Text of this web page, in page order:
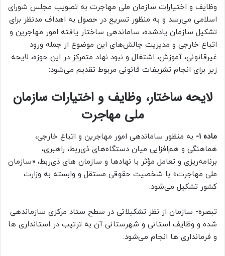
وظایف و اختیارات سازمان ملی مهاجرت به تصویب مجلس شورای
اسلامی می‌رسد و به منظور تسریع در حصول به اهداف مدنظر برای
تشکیل سازمان یادشده، ساماندهی ساختار یافته امور مهاجرین و
اتباع خارجی و مدیریت چالش‌های این موضوع از جمله ورود
غیرقانونی، آموزش، اشتغال و نبود نهاد متمرکز در این حوزه، لایحه
زیر برای انجام تشریفات قانونی مربوط تقدیم می‌شود:
لایحه ساختار، وظایف و اختیارات سازمان
ملی مهاجرت
ماده ۱-
به منظور ساماندهی امور مهاجرین و اتباع خارجی،
هماهنگی و هم‌افزایی میان دستگاه‌های ذی‌ربط، راهبری،
برنامه‌ریزی و تعامل مؤثر با نهادها و سازمان های ذی‌ربط، «سازمان
ملی مهاجرت» با شخصیت حقوقی مستقل و وابسته به وزارت
کشور تشکیل می‌شود.
تبصره- سازمان از نظر تشکیلاتی در سطح ستاد مرکزی سازماندهی
شده و وظایف استانی و شهرستانی آن به ترتیب در استانداری ها
و فرمانداری ها انجام می‌شود.